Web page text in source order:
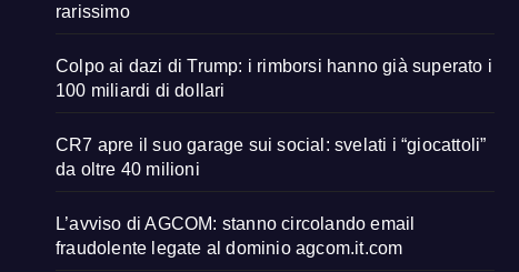
rarissimo
Colpo ai dazi di Trump: i rimborsi hanno già superato i
100 miliardi di dollari
CR7 apre il suo garage sui social: svelati i “giocattoli”
da oltre 40 milioni
L’avviso di AGCOM: stanno circolando email
fraudolente legate al dominio agcom.it.com